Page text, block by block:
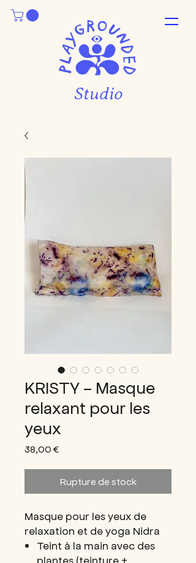
Studio
KRISTY - Masque
relaxant pour les
yeux
38,00 €Prix
Rupture de stock
Masque pour les yeux de
relaxation et de yoga Nidra
Teint à la main avec des
plantes (teinture +